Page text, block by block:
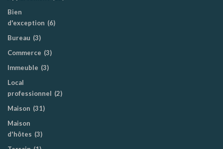
Bien
d'exception (6)
Bureau (3)
Commerce (3)
Immeuble (3)
Local
professionnel (2)
Maison (31)
Maison
d'hôtes (3)